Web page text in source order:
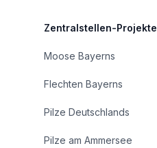
Zentralstellen-Projekte
Moose Bayerns
Flechten Bayerns
Pilze Deutschlands
Pilze am Ammersee